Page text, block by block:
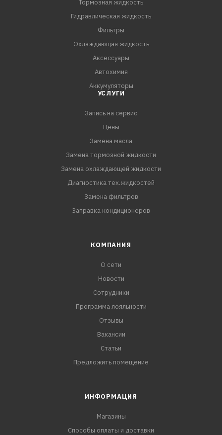
Тормозная жидкость
Гидравлическая жидкость
Фильтры
Охлаждающая жидкость
Аксессуары
Автохимия
Аккумуляторы
УСЛУГИ
Запись на сервис
Цены
Замена масла
Замена тормозной жидкости
Замена охлаждающей жидкости
Диагностика тех.жидкостей
Замена фильтров
Заправка кондиционеров
КОМПАНИЯ
О сети
Новости
Сотрудники
Программа лояльности
Отзывы
Вакансии
Статьи
Предложить помещение
ИНФОРМАЦИЯ
Магазины
Способы оплаты и доставки